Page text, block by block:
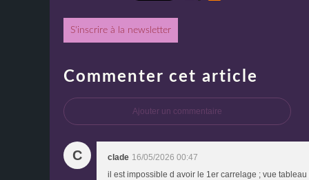
S'inscrire à la newsletter
Commenter cet article
Ajouter un commentaire
C clade 16/05/2026 00:47
il est impossible d avoir le 1er carrelage ; vue tableau